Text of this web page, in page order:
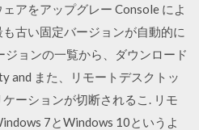
アをアップグレー Console によ
古い固定バージョンが自動的に
ョンの一覧から、ダウンロード
and また、リモートデスクトッ
ーションが切断されるこ. リモ
7とWindows 10というよ